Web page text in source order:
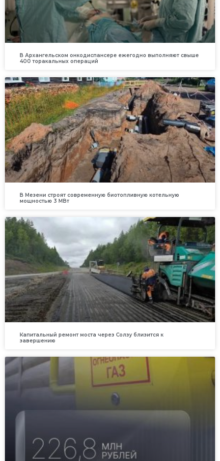
В Архангельском онкодиспансере ежегодно выполняют свыше
400 торакальных операций
В Мезени строят современную биотопливную котельную
мощностью 3 МВт
Капитальный ремонт моста через Солзу близится к
завершению